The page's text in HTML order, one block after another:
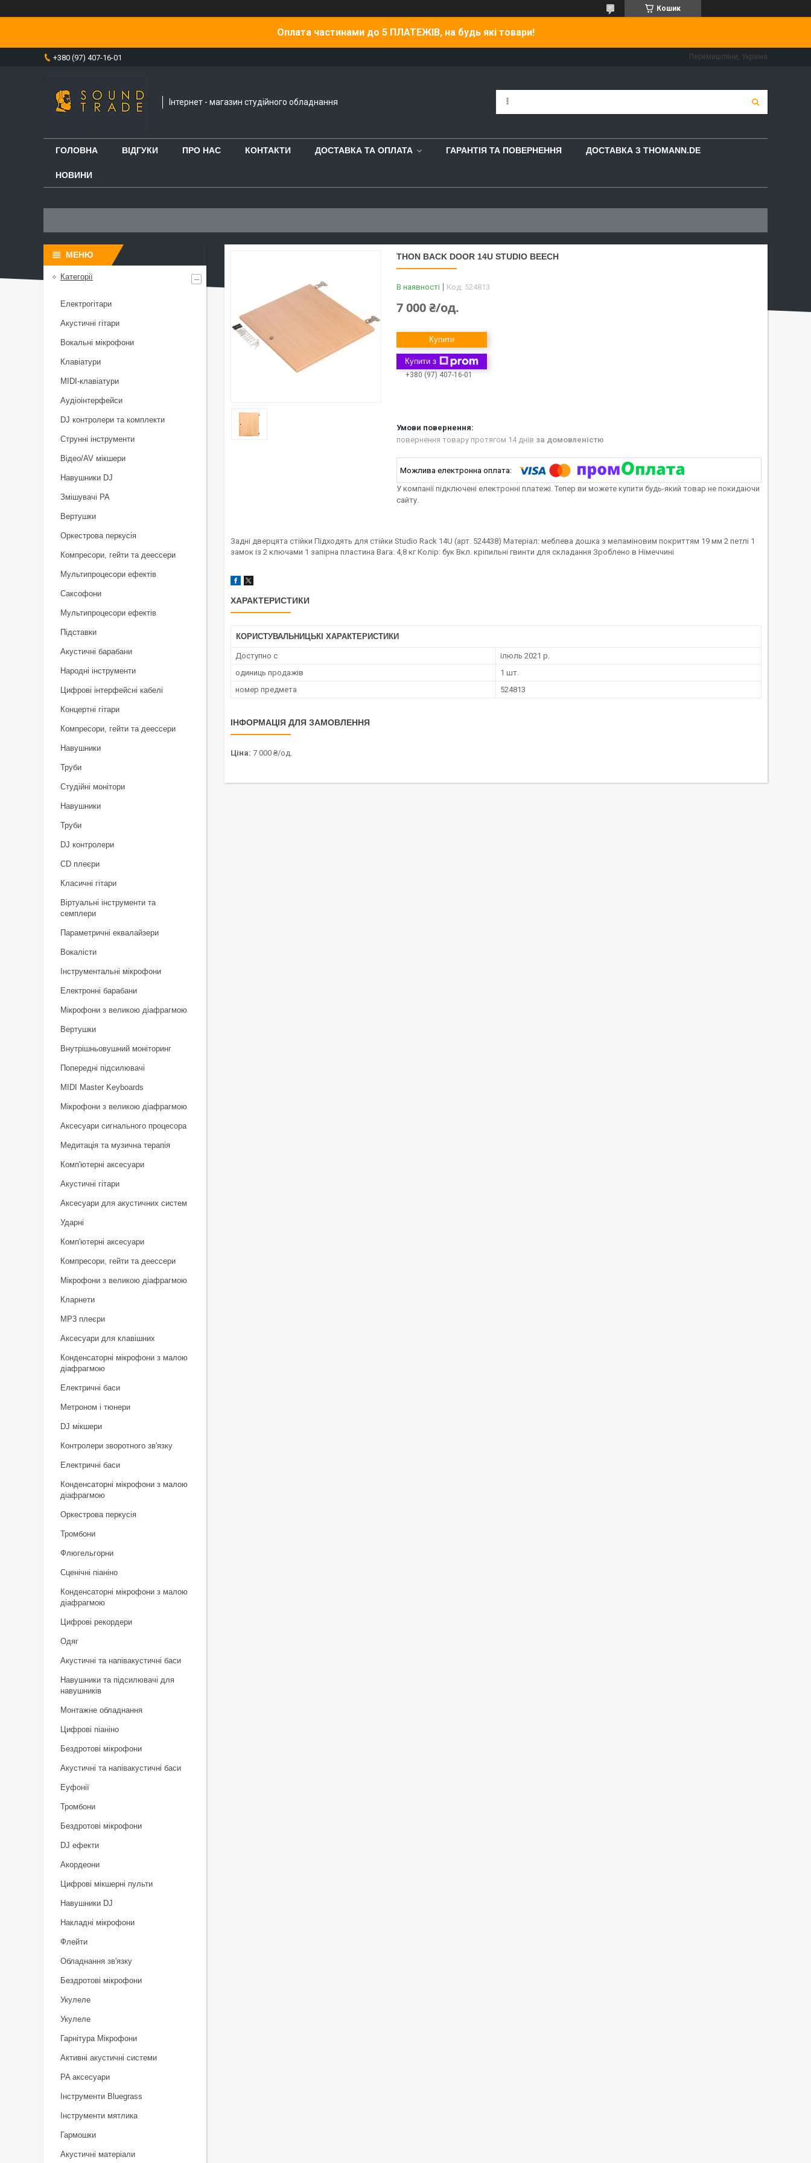
Кошик
Оплата частинами до 5 ПЛАТЕЖІВ, на будь які товари!
+380 (97) 407-16-01 Перемишляни, Україна
Інтернет - магазин студійного обладнання
ГОЛОВНА ВІДГУКИ ПРО НАС КОНТАКТИ ДОСТАВКА ТА ОПЛАТА ГАРАНТІЯ ТА ПОВЕРНЕННЯ ДОСТАВКА З THOMANN.DE
НОВИНИ
THON BACK DOOR 14U STUDIO BEECH
В наявності Код: 524813
7 000 ₴/од.
Купити
Купити з
+380 (97) 407-16-01
повернення товару протягом 14 днів за домовленістю
У компанії підключені електронні платежі. Тепер ви можете купити будь-який товар не покидаючи
сайту.
Задні дверцята стійки Підходять для стійки Studio Rack 14U (арт. 524438) Матеріал: меблева дошка з меламіновим покриттям 19 мм 2 петлі 1
замок із 2 ключами 1 запірна пластина Вага: 4,8 кг Колір: бук Вкл. кріпильні гвинти для складання Зроблено в Німеччині
ХАРАКТЕРИСТИКИ
КОРИСТУВАЛЬНИЦЬКІ ХАРАКТЕРИСТИКИ
Доступно с
ілюль 2021 р.
одиниць продажів
1 шт.
номер предмета
524813
ІНФОРМАЦІЯ ДЛЯ ЗАМОВЛЕННЯ
Ціна: 7 000 ₴/од.
Категорії
Електрогітари
Акустичні гітари
Вокальні мікрофони
Клавіатури
MIDI-клавіатури
Аудіоінтерфейси
DJ контролери та комплекти
Струнні інструменти
Відео/AV мікшери
Навушники DJ
Змішувачі PA
Вертушки
Оркестрова перкусія
Компресори, гейти та деессери
Мультипроцесори ефектів
Саксофони
Мультипроцесори ефектів
Підставки
Акустичні барабани
Народні інструменти
Цифрові інтерфейсні кабелі
Концертні гітари
Компресори, гейти та деессери
Навушники
Труби
Студійні монітори
Навушники
Труби
DJ контролери
CD плеєри
Класичні гітари
Віртуальні інструменти та
семплери
Параметричні еквалайзери
Вокалісти
Інструментальні мікрофони
Електронні барабани
Мікрофони з великою діафрагмою
Вертушки
Внутрішньовушний моніторинг
Попередні підсилювачі
MIDI Master Keyboards
Мікрофони з великою діафрагмою
Аксесуари сигнального процесора
Медитація та музична терапія
Комп'ютерні аксесуари
Акустичні гітари
Аксесуари для акустичних систем
Ударні
Комп'ютерні аксесуари
Компресори, гейти та деессери
Мікрофони з великою діафрагмою
Кларнети
MP3 плеєри
Аксесуари для клавішних
Конденсаторні мікрофони з малою
діафрагмою
Електричні баси
Метроном і тюнери
DJ мікшери
Контролери зворотного зв'язку
Електричні баси
Конденсаторні мікрофони з малою
діафрагмою
Оркестрова перкусія
Тромбони
Флюгельгорни
Сценічні піаніно
Конденсаторні мікрофони з малою
діафрагмою
Цифрові рекордери
Одяг
Акустичні та напівакустичні баси
Навушники та підсилювачі для
навушників
Монтажне обладнання
Цифрові піаніно
Бездротові мікрофони
Акустичні та напівакустичні баси
Еуфонії
Тромбони
Бездротові мікрофони
DJ ефекти
Акордеони
Цифрові мікшерні пульти
Навушники DJ
Накладні мікрофони
Флейти
Обладнання зв'язку
Бездротові мікрофони
Укулеле
Укулеле
Гарнітура Мікрофони
Активні акустичні системи
PA аксесуари
Інструменти Bluegrass
Інструменти мятлика
Гармошки
Акустичні матеріали